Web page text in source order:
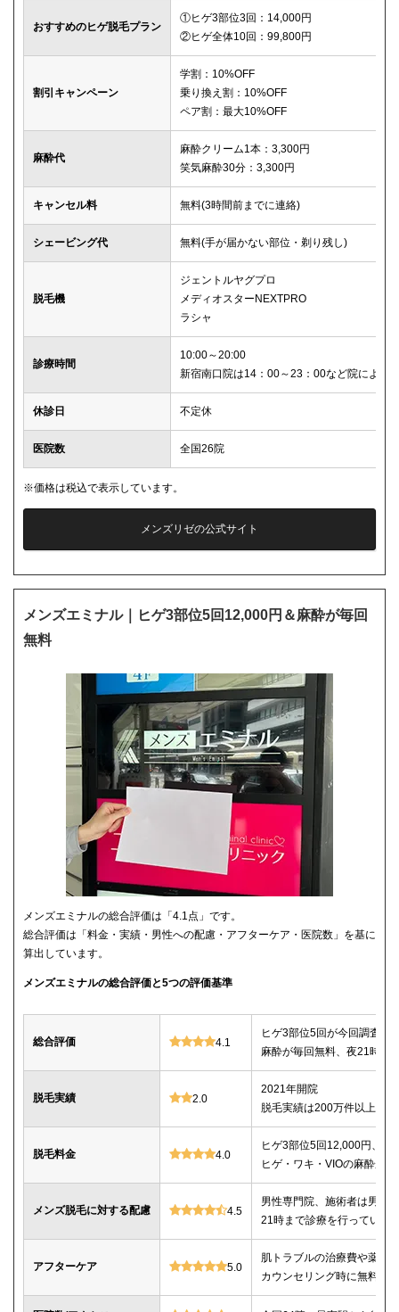
おすすめのヒゲ脱毛プラン
①ヒゲ3部位3回：14,000円
②ヒゲ全体10回：99,800円
割引キャンペーン
学割：10%OFF
乗り換え割：10%OFF
ペア割：最大10%OFF
麻酔代
麻酔クリーム1本：3,300円
笑気麻酔30分：3,300円
キャンセル料 無料(3時間前までに連絡)
シェービング代 無料(手が届かない部位・剃り残し)
脱毛機
ジェントルヤグプロ
メディオスターNEXTPRO
ラシャ
診療時間
10:00～20:00
新宿南口院は14：00～23：00など院により
休診日 不定休
医院数 全国26院
※価格は税込で表示しています。
メンズリゼの公式サイト
メンズエミナル｜ヒゲ3部位5回12,000円＆麻酔が毎回
無料
メンズエミナルの総合評価は「4.1点」です。
総合評価は「料金・実績・男性への配慮・アフターケア・医院数」を基に
算出しています。
メンズエミナルの総合評価と5つの評価基準
総合評価 4.1
ヒゲ3部位5回が今回調査し
麻酔が毎回無料、夜21時ま
脱毛実績 2.0
2021年開院
脱毛実績は200万件以上
脱毛料金 4.0
ヒゲ3部位5回12,000円、ヒ
ヒゲ・ワキ・VIOの麻酔が
メンズ脱毛に対する配慮 4.5
男性専門院、施術者は男性
21時まで診療を行っている
アフターケア 5.0
肌トラブルの治療費や薬代
カウンセリング時に無料で